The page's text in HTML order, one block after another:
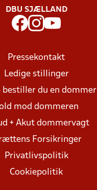
DBU SJÆLLAND
Pressekontakt
Ledige stillinger
bestiller du en dommer
mod dommeren
+ Akut dommervagt
Forsikringer
Privatlivspolitik
Cookiepolitik